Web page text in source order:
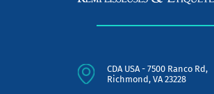
CDA USA - 7500 Ranco Rd,
Richmond, VA 23228